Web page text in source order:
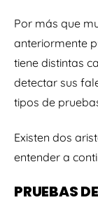
Por más que
anteriormente
tiene distintas
detectar sus
tipos de
Existen dos
entender a
PRUEBAS